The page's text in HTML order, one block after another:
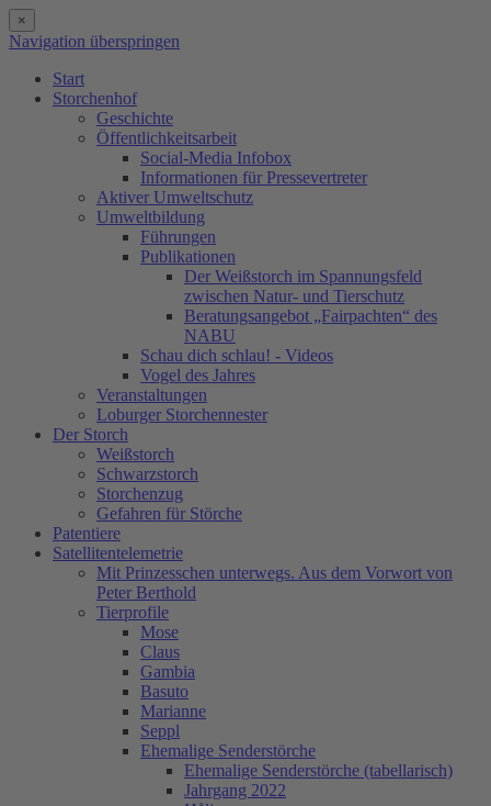
×
Navigation überspringen
Start
Storchenhof
Geschichte
Öffentlichkeitsarbeit
Social-Media Infobox
Informationen für Pressevertreter
Aktiver Umweltschutz
Umweltbildung
Führungen
Publikationen
Der Weißstorch im Spannungsfeld
zwischen Natur- und Tierschutz
Beratungsangebot „Fairpachten“ des
NABU
Schau dich schlau! - Videos
Vogel des Jahres
Veranstaltungen
Loburger Storchennester
Der Storch
Weißstorch
Schwarzstorch
Storchenzug
Gefahren für Störche
Patentiere
Satellitentelemetrie
Mit Prinzesschen unterwegs. Aus dem Vorwort von
Peter Berthold
Tierprofile
Mose
Claus
Gambia
Basuto
Marianne
Seppl
Ehemalige Senderstörche
Ehemalige Senderstörche (tabellarisch)
Jahrgang 2022